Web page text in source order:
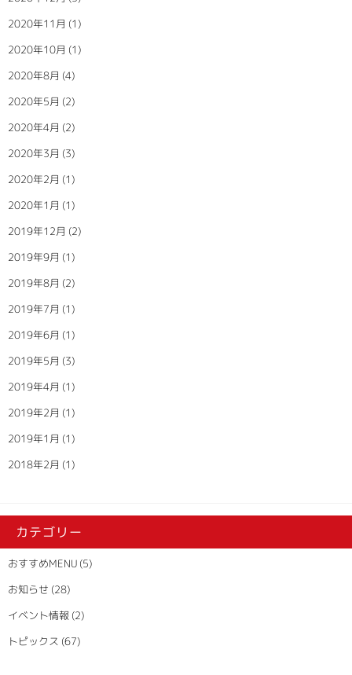
2020年11月 (1)
2020年10月 (1)
2020年8月 (4)
2020年5月 (2)
2020年4月 (2)
2020年3月 (3)
2020年2月 (1)
2020年1月 (1)
2019年12月 (2)
2019年9月 (1)
2019年8月 (2)
2019年7月 (1)
2019年6月 (1)
2019年5月 (3)
2019年4月 (1)
2019年2月 (1)
2019年1月 (1)
2018年2月 (1)
カテゴリー
おすすめMENU (5)
お知らせ (28)
イベント情報 (2)
トピックス (67)